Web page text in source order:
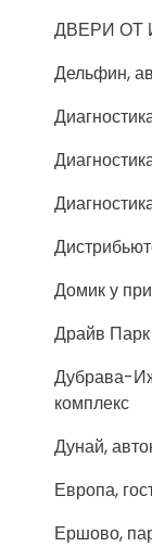
ДВЕРИ ОТ
Дельфин,
Домик у
Драйв Парк
Дубрава-
комплекс
Дунай,
Европа,
Ершово,